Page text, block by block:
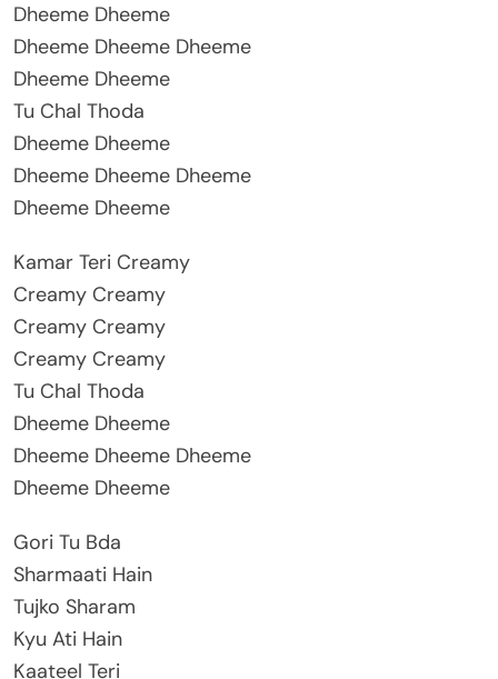
Dheeme Dheeme
Dheeme Dheeme Dheeme
Dheeme Dheeme
Tu Chal Thoda
Dheeme Dheeme
Dheeme Dheeme Dheeme
Dheeme Dheeme
Kamar Teri Creamy
Creamy Creamy
Creamy Creamy
Creamy Creamy
Tu Chal Thoda
Dheeme Dheeme
Dheeme Dheeme Dheeme
Dheeme Dheeme
Gori Tu Bda
Sharmaati Hain
Tujko Sharam
Kyu Ati Hain
Kaateel Teri